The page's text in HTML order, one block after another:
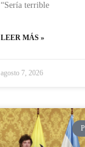
“Sería terrible
LEER MÁS »
agosto 7, 2026